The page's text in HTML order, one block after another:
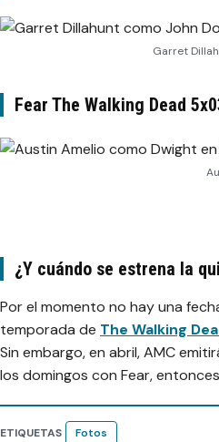
Garret
Fear The Walking Dead
¿Y cuándo se estrena la
Por el momento no hay una
temporada de The Walking
Sin embargo, en abril, AMC
los domingos con Fear,
ETIQUETAS Fotos